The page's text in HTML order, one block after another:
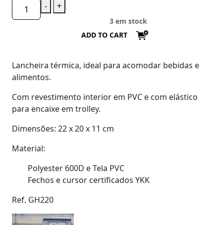
- +
3 em stock
ADD TO CART
Lancheira térmica, ideal para acomodar bebidas e
alimentos.
Com revestimento interior em PVC e com elástico
para encaixe em trolley.
Dimensões: 22 x 20 x 11 cm
Material:
Polyester 600D e Tela PVC
Fechos e cursor certificados YKK
Ref. GH220